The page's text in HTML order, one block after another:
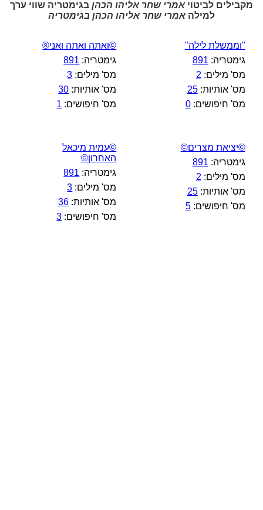
מקבילים לביטוי אמרי שחר אליהו הכהן בגימטריה שווי ערך
למילה אמרי שחר אליהו הכהן בגימטריה
"וממשלת לילה"
גימטריה: 891
מס' מילים: 2
מס' אותיות:25
מס' חיפושים:0
©ואתה ואתה ואני®
גימטריה: 891
מס' מילים: 3
מס' אותיות: 30
מס' חיפושים: 1
©יציאת מצרים©
גימטריה: 891
מס' מילים: 2
מס' אותיות:25
מס' חיפושים:5
©עמית מיכאל
האחרון©
גימטריה: 891
מס' מילים: 3
מס' אותיות: 36
מס' חיפושים: 3